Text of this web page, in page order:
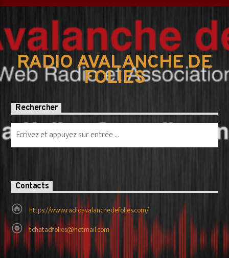
RADIO AVALANCHE DE
FOLIES
Rechercher
Contacts
https://www.radioavalanchedefolies.com/
tchatadfolies@hotmail.com